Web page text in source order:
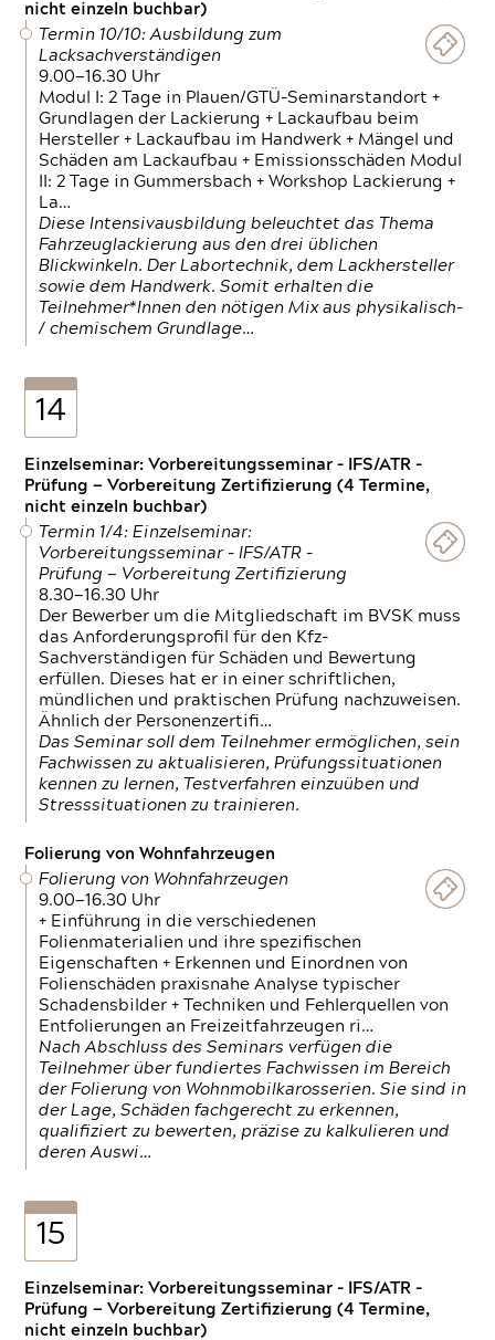
nicht einzeln buchbar)
Termin 10/10: Ausbildung zum
Lacksachverständigen
9.00—16.30 Uhr
Modul I: 2 Tage in Plauen/GTÜ-Seminarstandort +
Grundlagen der Lackierung + Lackaufbau beim
Hersteller + Lackaufbau im Handwerk + Mängel und
Schäden am Lackaufbau + Emissionsschäden Modul
II: 2 Tage in Gummersbach + Workshop Lackierung +
La…
Diese Intensivausbildung beleuchtet das Thema
Fahrzeuglackierung aus den drei üblichen
Blickwinkeln. Der Labortechnik, dem Lackhersteller
sowie dem Handwerk. Somit erhalten die
Teilnehmer*Innen den nötigen Mix aus physikalisch-
/ chemischem Grundlage…
14
Einzelseminar: Vorbereitungsseminar - IFS/ATR -
Prüfung — Vorbereitung Zertifizierung (4 Termine,
nicht einzeln buchbar)
Termin 1/4: Einzelseminar:
Vorbereitungsseminar - IFS/ATR -
Prüfung — Vorbereitung Zertifizierung
8.30—16.30 Uhr
Der Bewerber um die Mitgliedschaft im BVSK muss
das Anforderungsprofil für den Kfz-
Sachverständigen für Schäden und Bewertung
erfüllen. Dieses hat er in einer schriftlichen,
mündlichen und praktischen Prüfung nachzuweisen.
Ähnlich der Personenzertifi…
Das Seminar soll dem Teilnehmer ermöglichen, sein
Fachwissen zu aktualisieren, Prüfungssituationen
kennen zu lernen, Testverfahren einzuüben und
Stresssituationen zu trainieren.
Folierung von Wohnfahrzeugen
Folierung von Wohnfahrzeugen
9.00—16.30 Uhr
+ Einführung in die verschiedenen
Folienmaterialien und ihre spezifischen
Eigenschaften + Erkennen und Einordnen von
Folienschäden praxisnahe Analyse typischer
Schadensbilder + Techniken und Fehlerquellen von
Entfolierungen an Freizeitfahrzeugen ri…
Nach Abschluss des Seminars verfügen die
Teilnehmer über fundiertes Fachwissen im Bereich
der Folierung von Wohnmobilkarosserien. Sie sind in
der Lage, Schäden fachgerecht zu erkennen,
qualifiziert zu bewerten, präzise zu kalkulieren und
deren Auswi…
15
Einzelseminar: Vorbereitungsseminar - IFS/ATR -
Prüfung — Vorbereitung Zertifizierung (4 Termine,
nicht einzeln buchbar)